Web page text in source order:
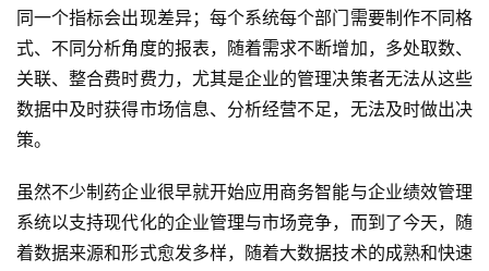
同一个指标会出现差异；每个系统每个部门需要制作不同格
式、不同分析角度的报表，随着需求不断增加，多处取数、
关联、整合费时费力，尤其是企业的管理决策者无法从这些
数据中及时获得市场信息、分析经营不足，无法及时做出决
策。
虽然不少制药企业很早就开始应用商务智能与企业绩效管理
系统以支持现代化的企业管理与市场竞争，而到了今天，随
着数据来源和形式愈发多样，随着大数据技术的成熟和快速